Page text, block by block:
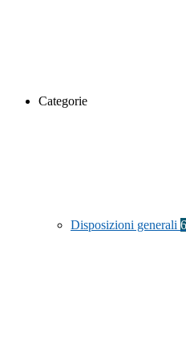
Categorie
Disposizioni generali